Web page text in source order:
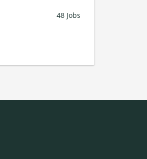
48 Jobs